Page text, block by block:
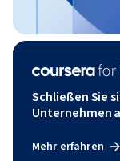
Schließen Sie
Unternehmen
Mehr erfahren